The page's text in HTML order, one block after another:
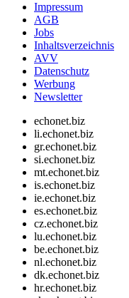
Impressum
AGB
Jobs
Inhaltsverzeichnis
AVV
Datenschutz
Werbung
Newsletter
echonet.biz
li.echonet.biz
gr.echonet.biz
si.echonet.biz
mt.echonet.biz
is.echonet.biz
ie.echonet.biz
es.echonet.biz
cz.echonet.biz
lu.echonet.biz
be.echonet.biz
nl.echonet.biz
dk.echonet.biz
hr.echonet.biz